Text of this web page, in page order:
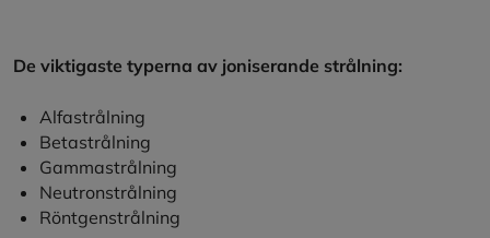
De viktigaste typerna av joniserande strålning:
Alfastrålning
Betastrålning
Gammastrålning
Neutronstrålning
Röntgenstrålning